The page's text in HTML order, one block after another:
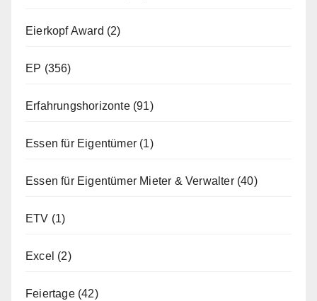
Eierkopf Award (2)
EP (356)
Erfahrungshorizonte(91)
Essen für Eigentümer (1)
Essen für Eigentümer Mieter & Verwalter(40)
ETV (1)
Excel (2)
Feiertage(42)